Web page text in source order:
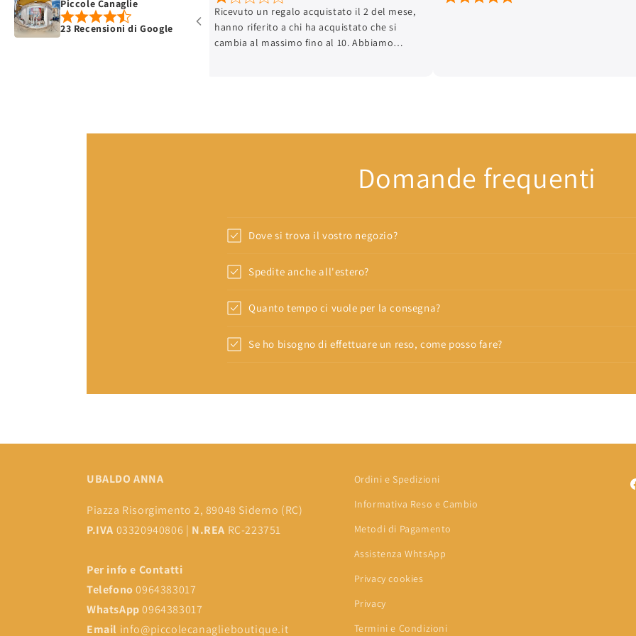
Piccole Canaglie
23 Recensioni di Google
Ricevuto un regalo acquistato il 2 del mese,
hanno riferito a chi ha acquistato che si
cambia al massimo fino al 10. Abbiamo
ha cosa farsene ( GIUSTAMENETE UN
DI UN VESTITINO ) quindi sarebbe giusto che
lo avessimo perso noi dopo che per anni gli
SAREBBE QUELLO CHE SI MERITA.
Domande frequenti
Dove si trova il vostro negozio?
Spedite anche all'estero?
Quanto tempo ci vuole per la consegna?
Se ho bisogno di effettuare un reso, come posso fare?
UBALDO ANNA
Piazza Risorgimento 2, 89048 Siderno (RC)
P.IVA 03320940806 | N.REA RC-223751
Per info e Contatti
Telefono0964383017
WhatsApp0964383017
Email info@piccolecanaglieboutique.it
Ordini e Spedizioni
Informativa Reso e Cambio
Metodi di Pagamento
Assistenza WhtsApp
Privacy cookies
Privacy
Termini e Condizioni